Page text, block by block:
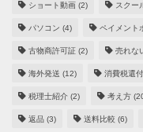
ショート動画 (2) スクー
パソコン (4) ペイメント
古物商許可証 (2) 売れな
海外発送 (12) 消費税還付
税理士紹介 (2) 考え方
返品 (3) 送料比較 (6)